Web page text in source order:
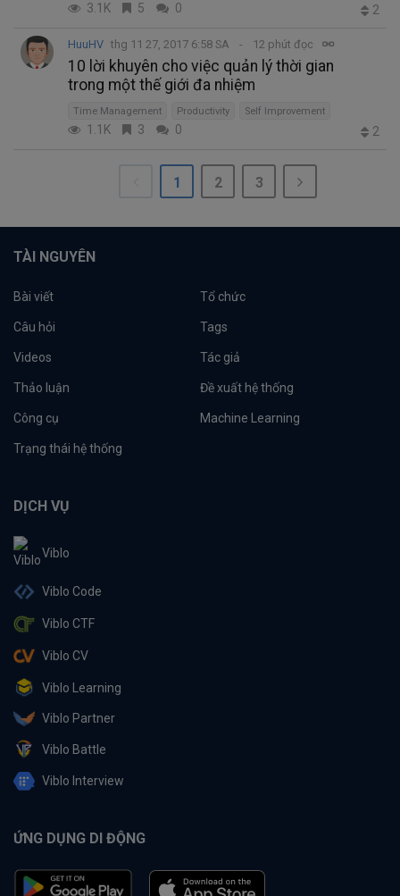
3.1K 5 0 2
HuuHV thg 11 27, 2017 6:58 SA 12 phút đọc
10 lời khuyên cho việc quản lý thời gian
trong một thế giới đa nhiệm
Time Management Productivity Self Improvement
1.1K 3 0 2
1 2 3
TÀI NGUYÊN
Bài viết Tổ chức
Câu hỏi Tags
Videos Tác giả
Thảo luận Đề xuất hệ thống
Công cụ Machine Learning
Trạng thái hệ thống
DỊCH VỤ
Viblo
Viblo Code
Viblo CTF
Viblo CV
Viblo Learning
Viblo Partner
Viblo Battle
Viblo Interview
ỨNG DỤNG DI ĐỘNG